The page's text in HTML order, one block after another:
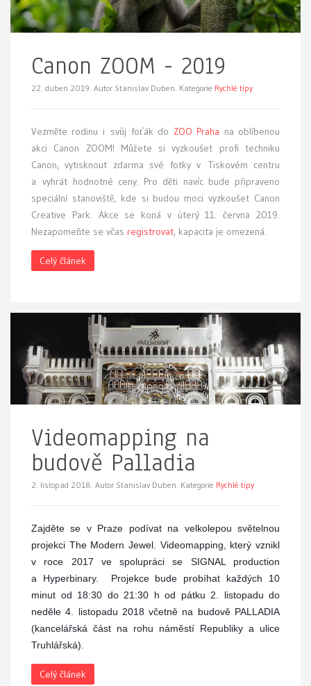
Canon ZOOM - 2019
22. duben 2019. Autor Stanislav Duben. Kategorie Rychlé tipy
Vezměte rodinu i svůj foťák do ZOO Praha na oblíbenou
akci Canon ZOOM! Můžete si vyzkoušet profi techniku
Canon, vytisknout zdarma své fotky v Tiskovém centru
a vyhrát hodnotné ceny. Pro děti navíc bude připraveno
speciální stanoviště, kde si budou moci vyzkoušet Canon
Creative Park. Akce se koná v úterý 11. června 2019.
Nezapomeňte se včas registrovat, kapacita je omezená.
Celý článek
Videomapping na
budově Palladia
2. listopad 2018. Autor Stanislav Duben. Kategorie Rychlé tipy
Zajděte se v Praze podívat na velkolepou světelnou
projekci The Modern Jewel. Videomapping, který vznikl
v roce 2017 ve spolupráci se SIGNAL production
a Hyperbinary. Projekce bude probíhat každých 10
minut od 18:30 do 21:30 h od pátku 2. listopadu do
neděle 4. listopadu 2018 včetně na budově PALLADIA
(kancelářská část na rohu náměstí Republiky a ulice
Truhlářská).
Celý článek